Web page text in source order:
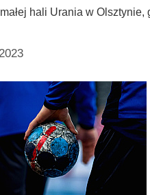
hali Urania w